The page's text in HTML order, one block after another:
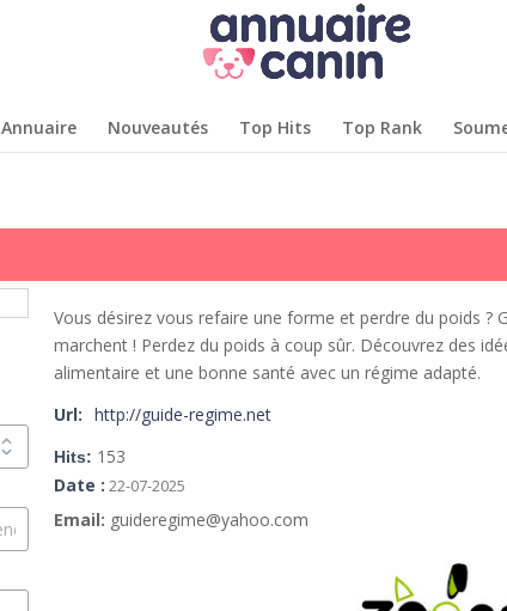
Annuaire Nouveautés Top Hits Top Rank
Vous désirez vous refaire une forme et perdre du poids ?
marchent ! Perdez du poids à coup sûr. Découvrez des
alimentaire et une bonne santé avec un régime adapté.
Url:
http://guide-regime.net
Hits: 153
Date : 22-07-2025
Email: guideregime@yahoo.com